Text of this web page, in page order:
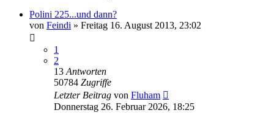
Polini 225...und dann?
von Feindi » Freitag 16. August 2013, 23:02
1
2
13 Antworten
50784 Zugriffe
Letzter Beitrag von Fluham
Donnerstag 26. Februar 2026, 18:25